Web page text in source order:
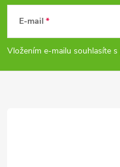
p
a
E-mail
Vložením e-mailu souhlasíte s